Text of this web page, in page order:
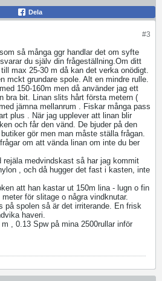
Dela
#3
så många ggr handlar det om syfte
du själv din frågeställning.Om ditt
max 25-30 m då kan det verka onödigt.
mckt grundare spole. Alt en mindre rulle.
150-160m men då använder jag ett
bra bit. Linan slits hårt första metern (
jämna mellanrum . Fiskar många pass
plus . När jag upplever att linan blir
och får den vänd. De bjuder på den
gör men man måste ställa frågan.
om att vända linan om inte du ber
medvindskast så har jag kommit
, och då hugger det fast i kasten, inte
att han kastar ut 150m lina - lugn o fin
för slitage o några vindknutar.
på spolen så är det irriterande. En frisk
haveri.
, 0.13 Spw på mina 2500rullar inför